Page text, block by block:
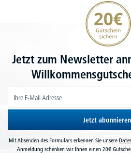
20€ Gutschein
Jetzt zum Newsletter
Jetzt
Mit Absenden des Formulars erkennen Sie unsere
Anmeldung schenken wir Ihnen einen 20€